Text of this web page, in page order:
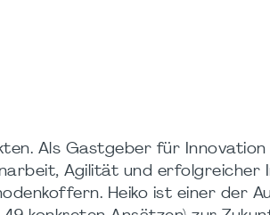
Als Gastgeber für
Agilität und erfolgreicher
Heiko ist einer der